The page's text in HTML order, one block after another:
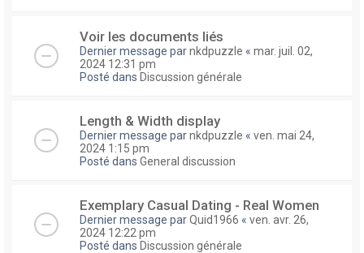
Voir les documents liés
Dernier message parnkdpuzzle « mar. juil. 02,
2024 12:31 pm
Posté dans Discussion générale
Length & Width display
Dernier message parnkdpuzzle « ven. mai 24,
2024 1:15 pm
Posté dans General discussion
Exemplary Сasual Dating - Real Women
Dernier message parQuid1966 « ven. avr. 26,
2024 12:22 pm
Posté dans Discussion générale